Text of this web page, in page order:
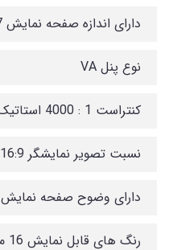
دارای اندازه صفحه نمایش 27 اینچ
نوع پنل VA
کنتراست 1 : 4000 استاتیک
نسبت تصویر نمایشگر 16:9
دارای وضوح صفحه نمایش 1440×2560 پیکسل
رنگ های قابل نمایش 16 میلیون رنگ